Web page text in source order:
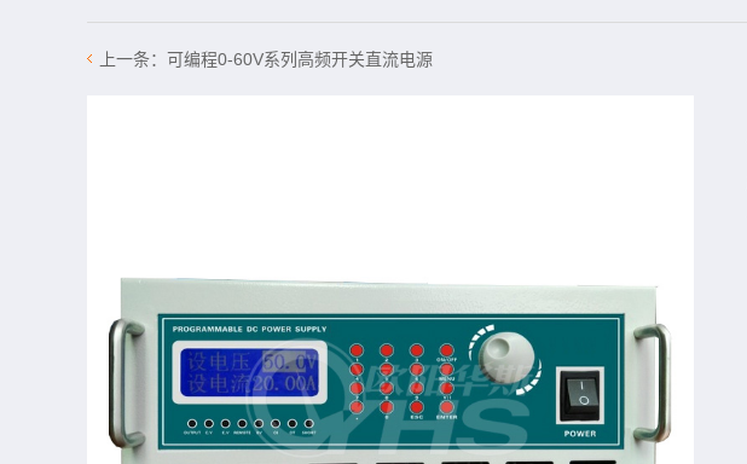
上一条： 可编程0-60V系列高频开关直流电源